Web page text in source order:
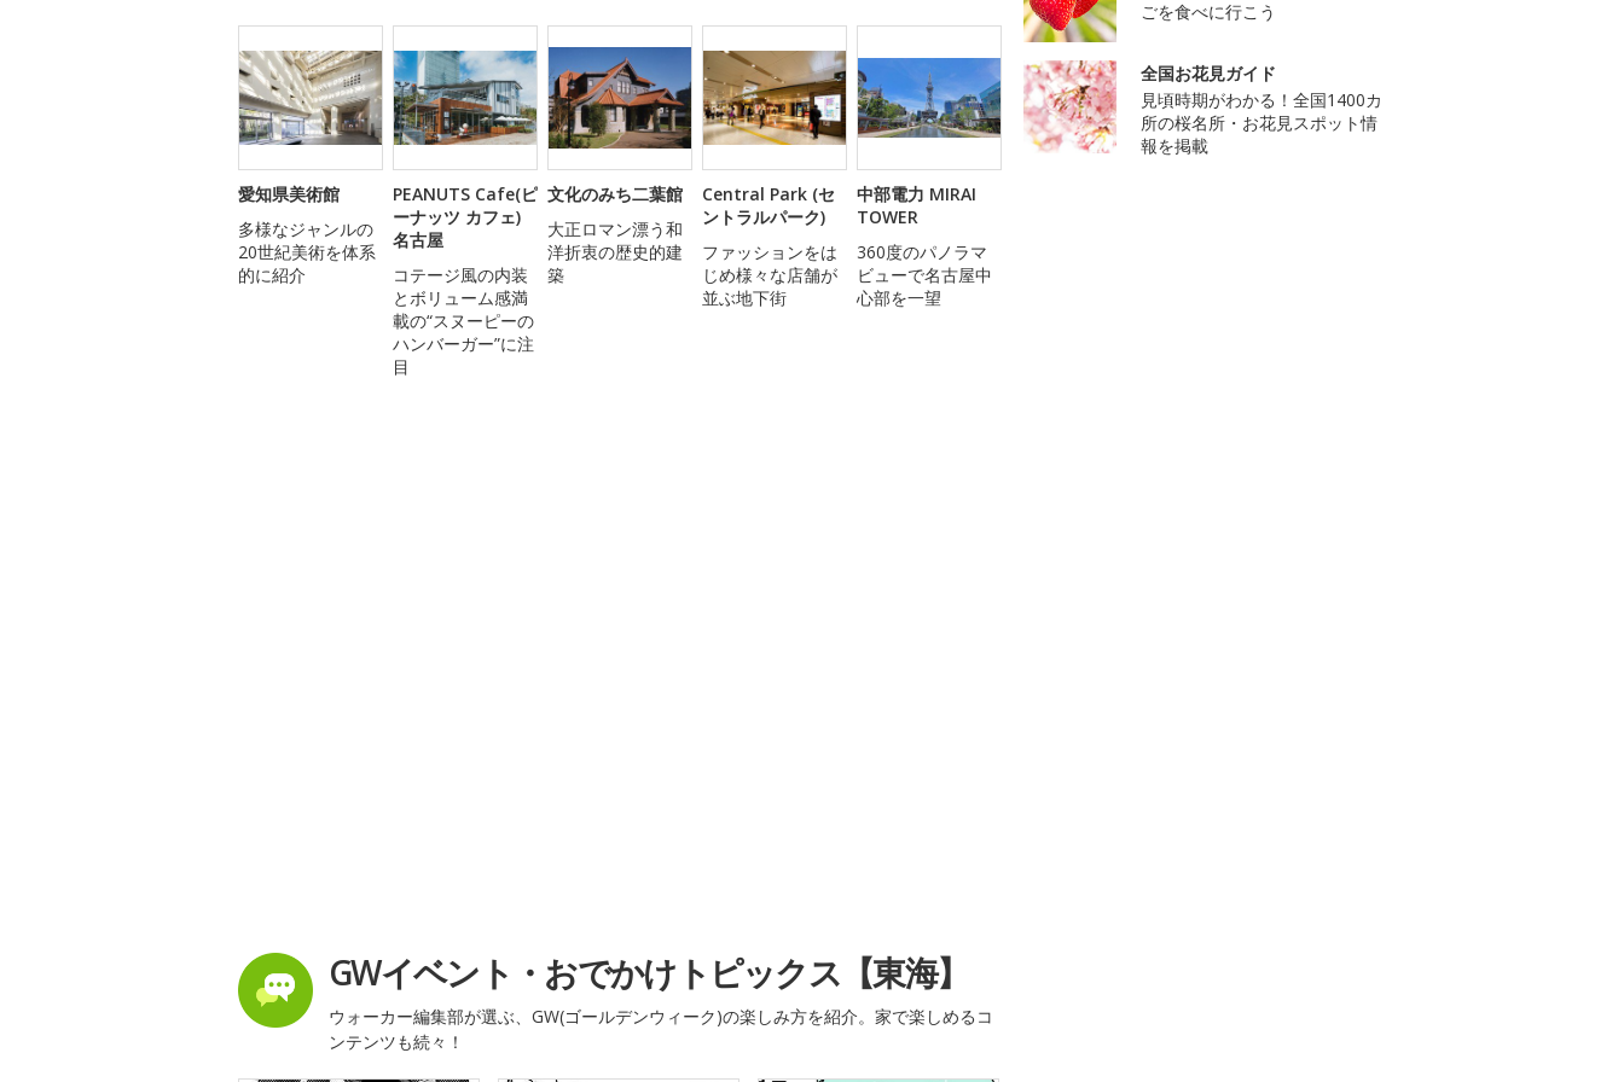
愛知県美術館
多様なジャンルの
20世紀美術を体系
的に紹介
PEANUTS Cafe(ピ
ーナッツ カフェ)
名古屋
コテージ風の内装
とボリューム感満
載の“スヌーピーの
ハンバーガー”に注
目
文化のみち二葉館
大正ロマン漂う和
洋折衷の歴史的建
築
Central Park (セ
ントラルパーク)
ファッションをは
じめ様々な店舗が
並ぶ地下街
中部電力 MIRAI
TOWER
360度のパノラマ
ビューで名古屋中
心部を一望
GWイベント・おでかけトピックス【東海】
ウォーカー編集部が選ぶ、GW(ゴールデンウィーク)の楽しみ方を紹介。家で楽しめるコ
ンテンツも続々！
ごを食べに行こう
全国お花見ガイド
見頃時期がわかる！全国1400カ
所の桜名所・お花見スポット情
報を掲載